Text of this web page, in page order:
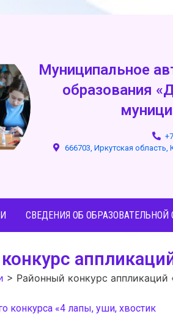
Муниципальное
образования
666703, Иркутская
СВЕДЕНИЯ ОБ ОБРАЗОВАТЕЛЬНОЙ
> Районный конкурс
конкурса «4 лапы, уши, хвостик